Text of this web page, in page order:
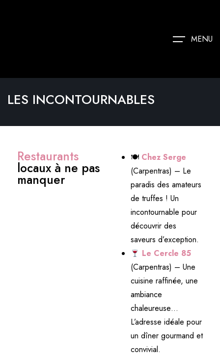
MENU
LES INCONTOURNABLES
Restaurants
locaux à ne pas
manquer
🍽 Chez Serge
(Carpentras) – Le
paradis des amateurs
de truffes ! Un
incontournable pour
découvrir des
saveurs d’exception.
Le Cercle 85
(Carpentras) – Une
cuisine raffinée, une
ambiance
chaleureuse…
L’adresse idéale pour
un dîner gourmand et
convivial.